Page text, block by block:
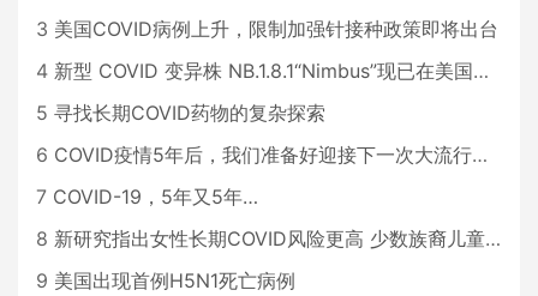
3 美国COVID病例上升，限制加强针接种政策即将出台
4 新型 COVID 变异株 NB.1.8.1“Nimbus”现已在美国占据主导地位
5 寻找长期COVID药物的复杂探索
6 COVID疫情5年后，我们准备好迎接下一次大流行了吗？
7 COVID-19，5年又5年…
8 新研究指出女性长期COVID风险更高 少数族裔儿童存在差异
9 美国出现首例H5N1死亡病例